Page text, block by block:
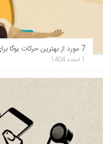
7 مورد از بهترین حرکات یوگا برای تسکین استرس
1 اسفند 1404